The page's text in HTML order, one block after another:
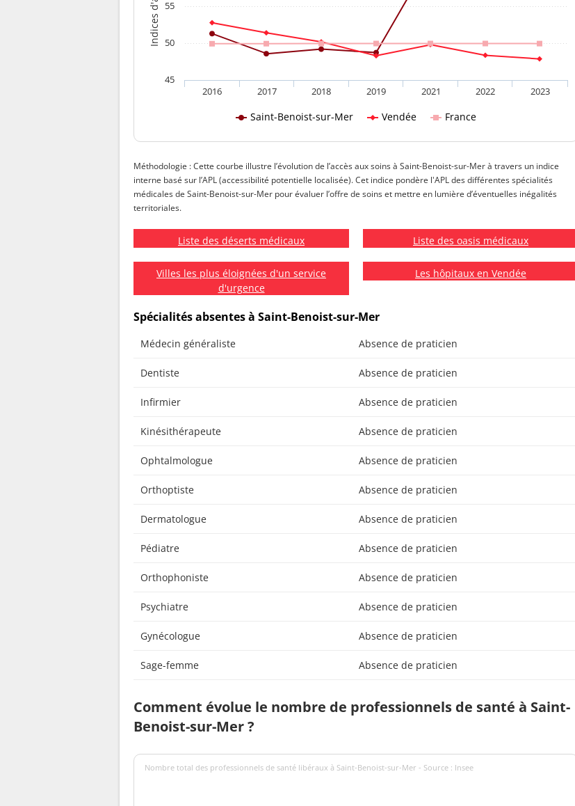
Saint-Benoist-sur-Mer Vendée France
2016 2017 2018 2019 2021 2022 2023
45
50
55
Méthodologie : Cette courbe illustre l’évolution de l’accès aux soins à Saint-Benoist-sur-Mer à travers un indice
interne basé sur l’APL (accessibilité potentielle localisée). Cet indice pondère l'APL des différentes spécialités
médicales de Saint-Benoist-sur-Mer pour évaluer l’offre de soins et mettre en lumière d’éventuelles inégalités
territoriales.
Liste des déserts médicaux Liste des oasis médicaux
Villes les plus éloignées d'un service
d'urgence
Les hôpitaux en Vendée
Spécialités absentes à Saint-Benoist-sur-Mer
Médecin généraliste Absence de praticien
Dentiste Absence de praticien
Infirmier Absence de praticien
Kinésithérapeute Absence de praticien
Ophtalmologue Absence de praticien
Orthoptiste Absence de praticien
Dermatologue Absence de praticien
Pédiatre Absence de praticien
Orthophoniste Absence de praticien
Psychiatre Absence de praticien
Gynécologue Absence de praticien
Sage-femme Absence de praticien
Comment évolue le nombre de professionnels de santé à Saint-
Benoist-sur-Mer ?
Nombre total des professionnels de santé libéraux à Saint-Benoist-sur-Mer - Source : Insee